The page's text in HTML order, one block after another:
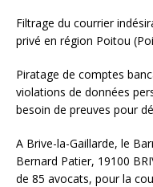
Filtrage du courrier
privé en région Poitou
Piratage de comptes
violations de données
besoin de preuves pour
A Brive-la-Gaillarde, le
Bernard Patier, 19100
de 85 avocats, pour la